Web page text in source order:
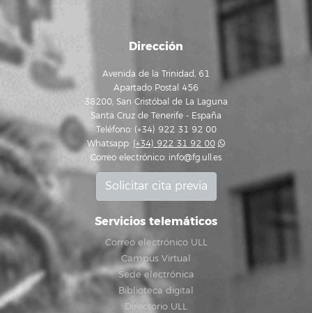
Dirección
Avenida de la Trinidad, 61
Apartado Postal 456
38200, San Cristóbal de La Laguna
Santa Cruz de Tenerife - España
Teléfono: (+34) 922 31 92 00
Whatsapp: (+34) 922 31 92 00
Correo electrónico: info@fg.ull.es
Solicitar cita previa
Servicios telemáticos
Correo electrónico ULL
Campus Virtual
Sede electrónica
Biblioteca digital
Directorio ULL